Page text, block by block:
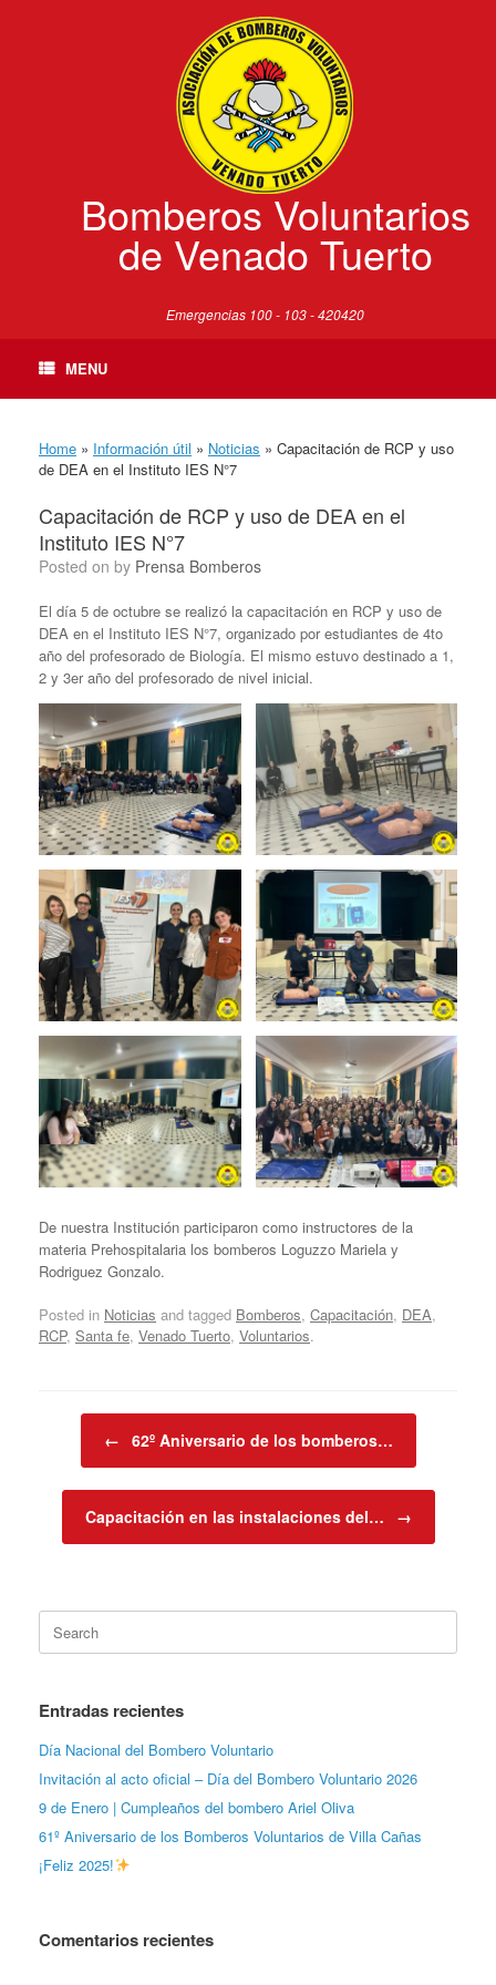
Bomberos Voluntarios
de Venado Tuerto
Emergencias 100 - 103 - 420420
MENU
Home » Información útil » Noticias » Capacitación de RCP y uso
de DEA en el Instituto IES N°7
Capacitación de RCP y uso de DEA en el
Instituto IES N°7
Posted on by Prensa Bomberos
El día 5 de octubre se realizó la capacitación en RCP y uso de
DEA en el Instituto IES N°7, organizado por estudiantes de 4to
año del profesorado de Biología. El mismo estuvo destinado a 1,
2 y 3er año del profesorado de nivel inicial.
De nuestra Institución participaron como instructores de la
materia Prehospitalaria los bomberos Loguzzo Mariela y
Rodriguez Gonzalo.
Posted in Noticias and tagged Bomberos, Capacitación, DEA,
RCP, Santa fe, Venado Tuerto, Voluntarios.
← 62º Aniversario de los bomberos…
Capacitación en las instalaciones del… →
Search
for:
Entradas recientes
Día Nacional del Bombero Voluntario
Invitación al acto oficial – Día del Bombero Voluntario 2026
9 de Enero | Cumpleaños del bombero Ariel Oliva
61º Aniversario de los Bomberos Voluntarios de Villa Cañas
¡Feliz 2025!
Comentarios recientes